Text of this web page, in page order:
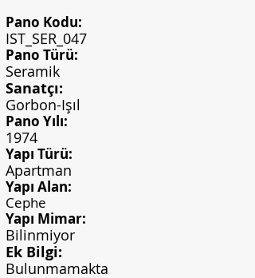
Pano Kodu:
IST_SER_047
Pano Türü:
Seramik
Sanatçı:
Gorbon-Işıl
Pano Yılı:
1974
Yapı Türü:
Apartman
Yapı Alan:
Cephe
Yapı Mimar:
Bilinmiyor
Ek Bilgi:
Bulunmamakta